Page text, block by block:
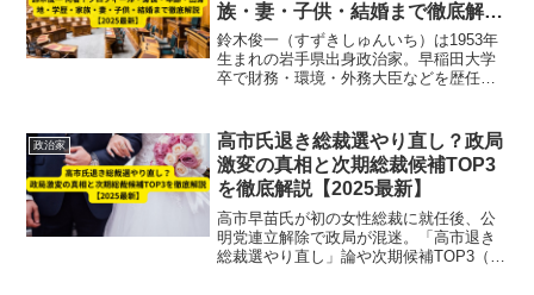
族・妻・子供・結婚まで徹底解説
【2025最新】
鈴木俊一（すずきしゅんいち）は1953年
生まれの岩手県出身政治家。早稲田大学
卒で財務・環境・外務大臣などを歴任。
底解説【2025最新】。
政治家
高市氏退き総裁選やり直し？政局
激変の真相と次期総裁候補TOP3
を徹底解説【2025最新】
高市早苗氏が初の女性総裁に就任後、公
明党連立解除で政局が混迷。「高市退き
総裁選やり直し」論や次期候補TOP3（石